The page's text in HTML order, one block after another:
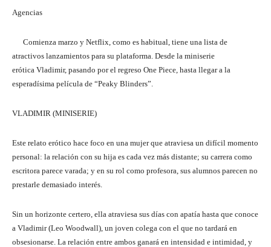
Agencias
Comienza marzo y Netflix, como es habitual, tiene una lista de
atractivos lanzamientos para su plataforma. Desde la miniserie
erótica Vladimir, pasando por el regreso One Piece, hasta llegar a la
esperadísima película de “Peaky Blinders”.
VLADIMIR (MINISERIE)
Este relato erótico hace foco en una mujer que atraviesa un difícil momento
personal: la relación con su hija es cada vez más distante; su carrera como
escritora parece varada; y en su rol como profesora, sus alumnos parecen no
prestarle demasiado interés.
Sin un horizonte certero, ella atraviesa sus días con apatía hasta que conoce
a Vladimir (Leo Woodwall), un joven colega con el que no tardará en
obsesionarse. La relación entre ambos ganará en intensidad e intimidad, y